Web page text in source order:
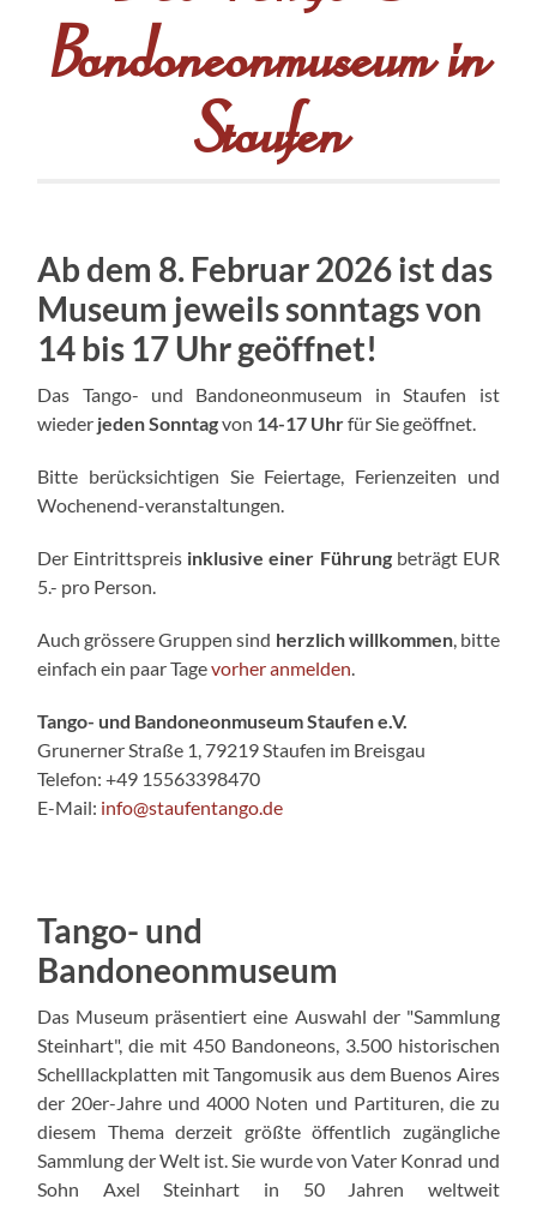
Bandoneonmuseum in
Staufen
Ab dem 8. Februar 2026 ist das
Museum jeweils sonntags von
14 bis 17 Uhr geöffnet!
Das Tango- und Bandoneonmuseum in Staufen ist
wieder jeden Sonntagvon 14-17 Uhrfür Sie geöffnet.
Bitte berücksichtigen Sie Feiertage, Ferienzeiten und
Wochenend-veranstaltungen.
Der Eintrittspreis inklusive einer Führungbeträgt EUR
5.- pro Person.
Auch grössere Gruppen sind herzlich willkommen, bitte
einfach ein paar Tagevorher anmelden.
Tango- und Bandoneonmuseum Staufen e.V.
Grunerner Straße 1, 79219 Staufen im Breisgau
Telefon: +49 15563398470
E-Mail: info@staufentango.de
Tango- und
Bandoneonmuseum
Das Museum präsentiert eine Auswahl der "Sammlung
Steinhart", die mit 450 Bandoneons, 3.500 historischen
Schelllackplatten mit Tangomusik aus dem Buenos Aires
der 20er-Jahre und 4000 Noten und Partituren, die zu
diesem Thema derzeit größte öffentlich zugängliche
Sammlung der Welt ist. Sie wurde von Vater Konrad und
Sohn Axel Steinhart in 50 Jahren weltweit